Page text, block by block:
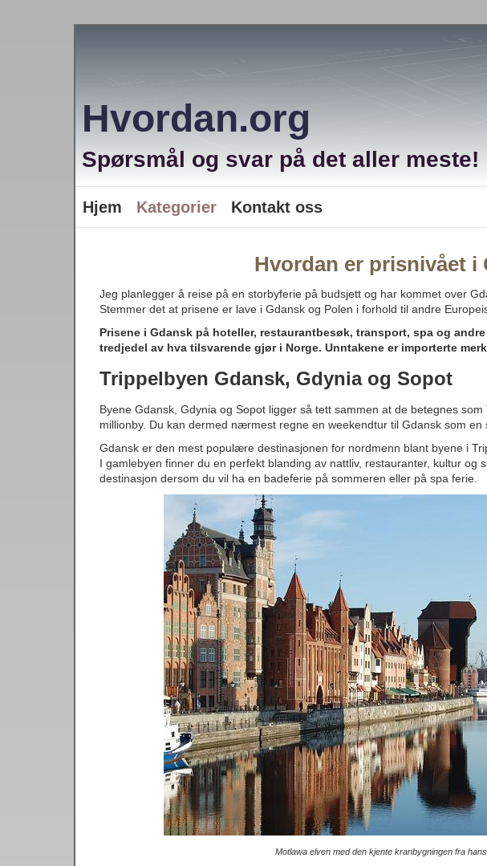
Hvordan.org
Spørsmål og svar på det aller meste!
Hjem Kategorier Kontakt oss
Hvordan er prisnivået i
Jeg planlegger å reise på en storbyferie på budsjett og har kommet over
Stemmer det at prisene er lave i Gdansk og Polen i forhold til andre
Prisene i Gdansk på hoteller, restaurantbesøk, transport, spa og
tredjedel av hva tilsvarende gjør i Norge. Unntakene er importerte
Trippelbyen Gdansk, Gdynia og Sopot
Byene Gdansk, Gdynia og Sopot ligger så tett sammen at de betegnes
millionby. Du kan dermed nærmest regne en weekendtur til Gdansk som en
Gdansk er den mest populære destinasjonen for nordmenn blant byene i
I gamlebyen finner du en perfekt blanding av nattliv, restauranter, kultur og
destinasjon dersom du vil ha en badeferie på sommeren eller på spa ferie.
Motlawa elven med den kjente kranbygningen fra